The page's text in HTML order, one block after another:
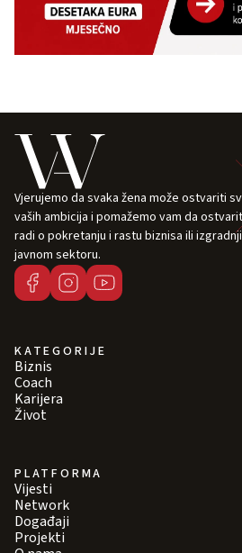
Vjerujemo da svaka žena može ostvariti
vaših ambicija i pomažemo vam da
radi o pokretanju i rastu biznisa ili
javnom sektoru.
KATEGORIJE
Biznis
Coach
Karijera
Život
PLATFORMA
Vijesti
Network
Događaji
Projekti